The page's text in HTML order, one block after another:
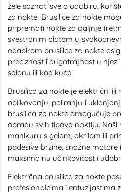
žele saznati sve o odabiru,
za nokte. Brusilice za nokte
pripremati nokte za daljnje
svestranim alatom u
odabirom brusilice za nokte
preciznost i dugotrajnost u
salonu ili kod kuće.
Brusilica za nokte je električni
oblikovanju, poliranju i
brusilica za nokte omogućuje
obradu svih tipova noktiju. Naši
manikuru s gelom, akrilom ili
podesive brzine, snažne
maksimalnu učinkovitost i
Električna brusilica za nokte
profesionalcima i entuzijastima